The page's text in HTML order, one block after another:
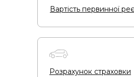
Розрахунок страховки
Вартість первинної